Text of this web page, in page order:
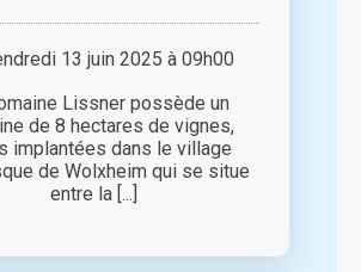
13 juin 2025 à 09h00
Lissner possède un
de 8 hectares de vignes,
implantées dans le village
de Wolxheim qui se situe
entre la [...]